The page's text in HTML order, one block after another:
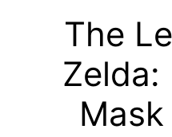
The
Zelda: